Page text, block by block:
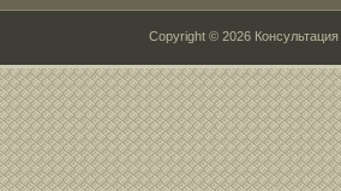
Copyright © 2026